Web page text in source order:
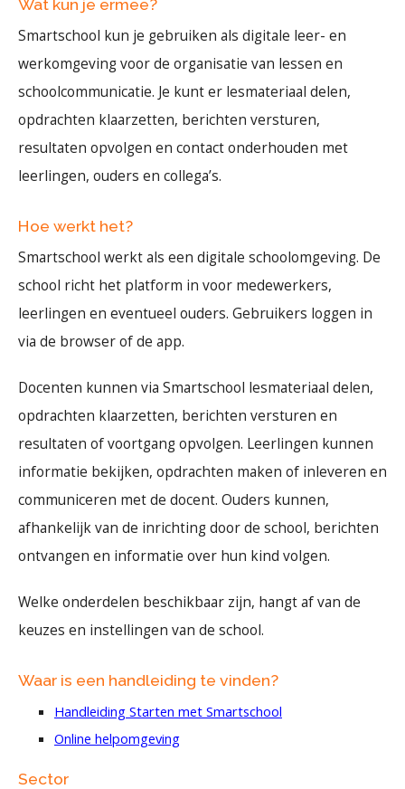
Wat kun je ermee?
Smartschool kun je gebruiken als digitale leer- en
werkomgeving voor de organisatie van lessen en
schoolcommunicatie. Je kunt er lesmateriaal delen,
opdrachten klaarzetten, berichten versturen,
resultaten opvolgen en contact onderhouden met
leerlingen, ouders en collega’s.
Hoe werkt het?
Smartschool werkt als een digitale schoolomgeving. De
school richt het platform in voor medewerkers,
leerlingen en eventueel ouders. Gebruikers loggen in
via de browser of de app.
Docenten kunnen via Smartschool lesmateriaal delen,
opdrachten klaarzetten, berichten versturen en
resultaten of voortgang opvolgen. Leerlingen kunnen
informatie bekijken, opdrachten maken of inleveren en
communiceren met de docent. Ouders kunnen,
afhankelijk van de inrichting door de school, berichten
ontvangen en informatie over hun kind volgen.
Welke onderdelen beschikbaar zijn, hangt af van de
keuzes en instellingen van de school.
Waar is een handleiding te vinden?
Handleiding Starten met Smartschool
Online helpomgeving
Sector